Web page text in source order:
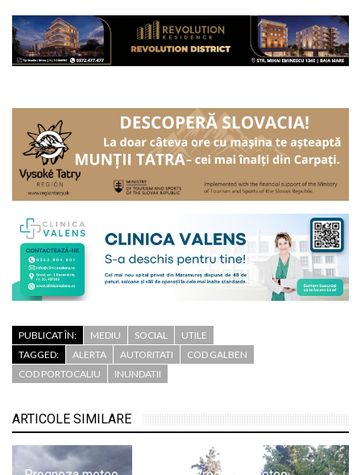
PUBLICAT ÎN: MEDIU SOCIAL
UTILE
TAGGED:
ALERTA AUTORITATI
COD GALBEN
COD PORTOCALIU
INUNDATII
ARTICOLE SIMILARE